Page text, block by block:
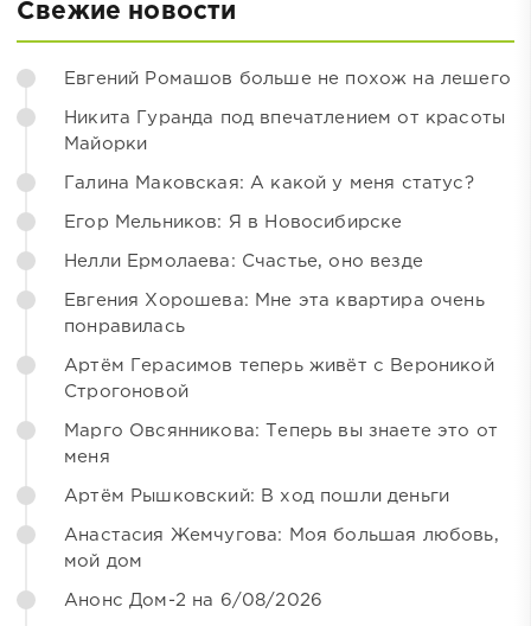
Свежие новости
Евгений Ромашов больше не похож на лешего
Никита Гуранда под впечатлением от красоты
Майорки
Галина Маковская: А какой у меня статус?
Егор Мельников: Я в Новосибирске
Нелли Ермолаева: Счастье, оно везде
Евгения Хорошева: Мне эта квартира очень
понравилась
Артём Герасимов теперь живёт с Вероникой
Строгоновой
Марго Овсянникова: Теперь вы знаете это от
меня
Артём Рышковский: В ход пошли деньги
Анастасия Жемчугова: Моя большая любовь,
мой дом
Анонс Дом-2 на 6/08/2026